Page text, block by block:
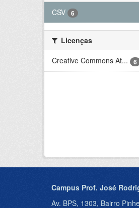
CSV
6
Licenças
Creative Commons At...
6
Campus Prof. José
Av. BPS, 1303, Bairro